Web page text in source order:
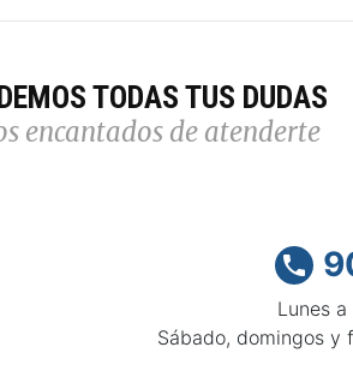
TODAS TUS DUDAS
encantados de atenderte

Lunes
Sábado, domingos y